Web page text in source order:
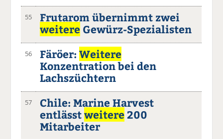
55
Frutarom übernimmt zwei
weitere Gewürz-Spezialisten
56 Färöer:Weitere
Konzentration bei den
Lachszüchtern
57
Chile: Marine Harvest
entlässtweitere200
Mitarbeiter